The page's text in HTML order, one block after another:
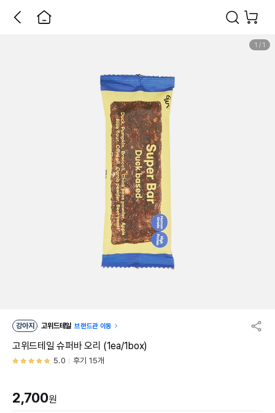
1 / 1
강아지 고위드테일 브랜드관 이동
고위드테일 슈퍼바 오리 (1ea/1box)
5.0 후기 15개
2,700원